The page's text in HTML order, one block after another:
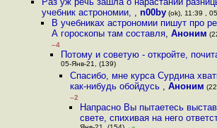
учебник астрономии, ,n00by (ok), 11:39 ,
В учебниках астрономии пишут про
А гороскопы там составля, Аноним
–4
Потому и советую - откройте,
05-Янв-21, (139)
Спасибо, мне курса Сурдина
как-нибудь обойдусь ,Аноним
–2
Напрасно Вы пытаетесь
свете, спихивая на него ответст